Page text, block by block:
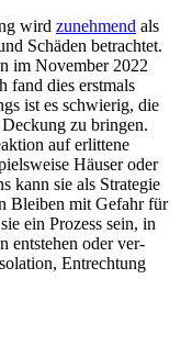
wird zunehmend als
Schä­den betrachtet.
im November 2022
fand dies erst­mals
ist es schwierig, die
zu bringen.
auf erlittene
Häuser oder
kann sie als Strategie
Bleiben mit Gefahr für
ein Prozess sein, in
entstehen oder ver­
Ent­rechtung